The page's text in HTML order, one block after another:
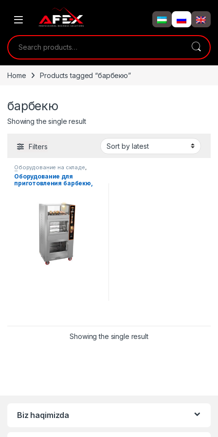
Search for:
Home Products tagged “барбекю”
барбекю
Showing the single result
Filters
Оборудование на складе,
Пищевое оборудование
Оборудование для
приготовления барбекю,
нагревателем
Showing the single result
Biz haqimizda